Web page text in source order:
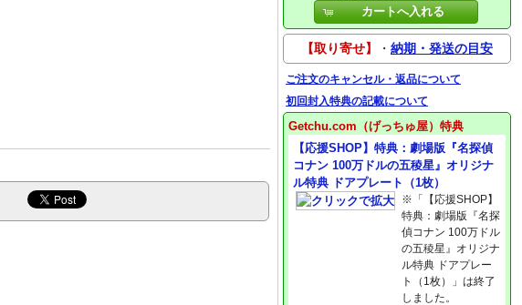
カートへ入れる
【取り寄せ】 ・ 納期・発送の目安
ご注文のキャンセル・返品について
初回封入特典の記載について
Getchu.com（げっちゅ屋）特典
【応援SHOP】特典：劇場版『名探偵
コナン 100万ドルの五稜星』オリジナ
ル特典 ドアプレート（1枚）
※「【応援SHOP】
特典：劇場版『名探
偵コナン 100万ドル
の五稜星』オリジナ
ル特典 ドアプレー
ト（1枚）」は終了
しました。